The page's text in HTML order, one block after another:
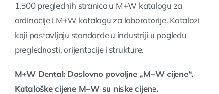
1.500 preglednih stranica u M+W katalogu za
ordinacije i M+W katalogu za laboratorije. Katalozi
koji postavljaju standarde u industriji u pogledu
preglednosti, orijentacije i strukture.
M+W Dental: Doslovno povoljne „M+W cijene“.
Kataloške cijene M+W su niske cijene.